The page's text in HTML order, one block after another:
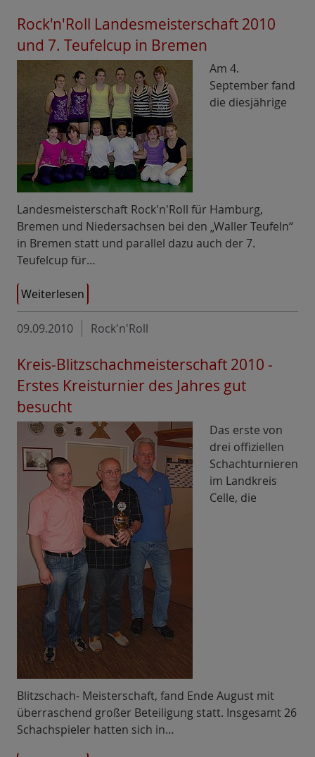
Rock'n'Roll Landesmeisterschaft 2010
und 7. Teufelcup in Bremen
Am 4.
September fand
die diesjährige
Landesmeisterschaft Rock'n'Roll für Hamburg,
Bremen und Niedersachsen bei den „Waller Teufeln“
in Bremen statt und parallel dazu auch der 7.
Teufelcup für…
Weiterlesen
09.09.2010 Rock'n'Roll
Kreis-Blitzschachmeisterschaft 2010 -
Erstes Kreisturnier des Jahres gut
besucht
Das erste von
drei offiziellen
Schachturnieren
im Landkreis
Celle, die
Blitzschach- Meisterschaft, fand Ende August mit
überraschend großer Beteiligung statt. Insgesamt 26
Schachspieler hatten sich in…